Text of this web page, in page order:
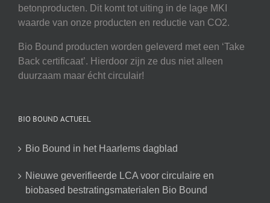
betonproducten. Dit komt tot uiting in de lage MKI
waarde van onze producten en reductie van CO2.
Bio Bound producten worden geleverd met een ‘Take
Back certificaat’. Hierdoor zijn ze dus niet alleen
duurzaam maar écht circulair!
BIO BOUND ACTUEEL
Bio Bound in het Haarlems dagblad
Nieuwe geverifieerde LCA voor circulaire en
biobased bestratingsmaterialen Bio Bound